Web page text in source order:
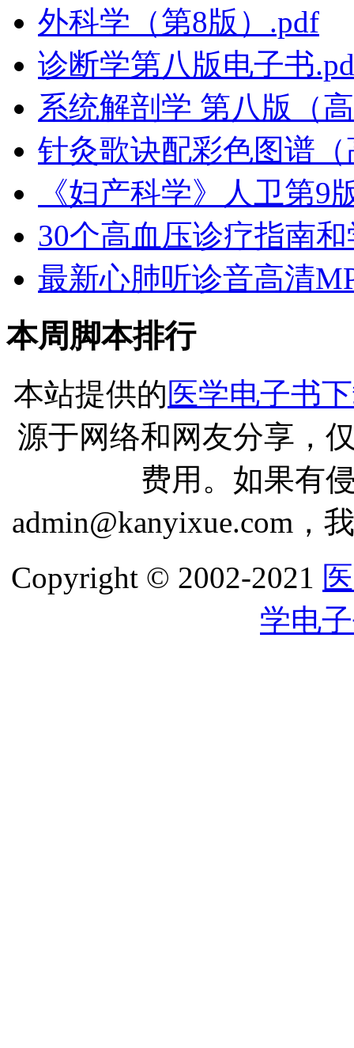
外科学（第8版）.pdf
诊断学第八版电子书
系统解剖学 第八版（
针灸歌诀配彩色图谱
《妇产科学》人卫第9
30个高血压诊疗指南
最新心肺听诊音高清
本周脚本排行
本站提供的医学电子书
源于网络和网友分享，
费用。如果有
admin@kanyixue.com，
Copyright © 2002-2021
学电